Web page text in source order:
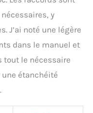
y
J’ai noté une légère
dans le manuel et
tout le nécessaire
étanchéité